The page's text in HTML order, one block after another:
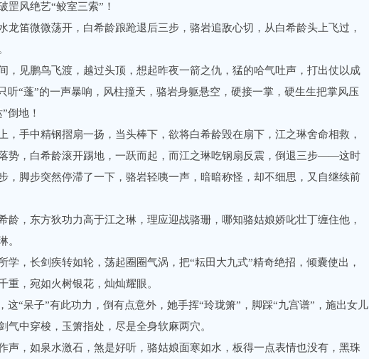
罡风绝艺“鲛室三索”！
笛微微荡开，白希龄踉跄退后三步，骆岩追敌心切，从白希龄头上飞过，
见鹏鸟飞渡，越过头顶，想起昨夜一箭之仇，猛的哈气吐声，打出仗以成
听“蓬”的一声暴响，风柱撞天，骆岩身躯悬空，硬接一掌，硬生生把掌风压
倒地！
手中精钢摺扇一扬，当头棒下，欲将白希龄毁在扇下，江之琳舍命相救，
势，白希龄滚开踢地，一跃而起，而江之琳吃钢扇反震，倒退三步——这时
，脚步突然停滞了一下，骆岩轻咦一声，暗暗称怪，却不细思，又自继续前
，东方狄功力高于江之琳，理应迎战骆珊，哪知骆姑娘娇叱壮丁缠住他，
。
，长剑疾转如轮，荡起圈圈气涡，把“耘田大九式”精奇绝招，倾囊使出，
重，宛如火树银花，灿灿耀眼。
“呆子”有此功力，倒有点意外，她手挥“玲珑箫”，脚踩“九宫谱”，施出女儿
气中穿梭，玉箫指处，尽是全身软麻两穴。
，如泉水激石，煞是好听，骆姑娘面寒如水，板得一点表情也没有，黑珠